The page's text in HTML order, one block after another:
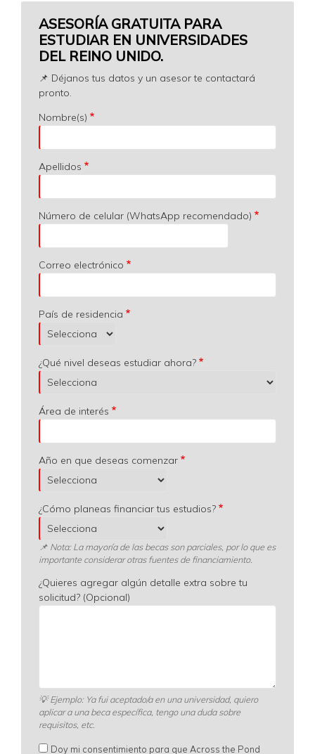
ASESORÍA GRATUITA PARA
ESTUDIAR EN UNIVERSIDADES
DEL REINO UNIDO.
📌 Déjanos tus datos y un asesor te contactará
pronto.
Nombre(s)
Apellidos
Número de celular (WhatsApp recomendado)
Correo electrónico
País de residencia
¿Qué nivel deseas estudiar ahora?
Área de interés
Año en que deseas comenzar
¿Cómo planeas financiar tus estudios?
📌 Nota: La mayoría de las becas son parciales, por lo que es
importante considerar otras fuentes de financiamiento.
¿Quieres agregar algún detalle extra sobre tu
solicitud? (Opcional)
💡Ejemplo: Ya fui aceptado/a en una universidad, quiero
aplicar a una beca específica, tengo una duda sobre
requisitos, etc.
Doy mi consentimiento para que Across the Pond